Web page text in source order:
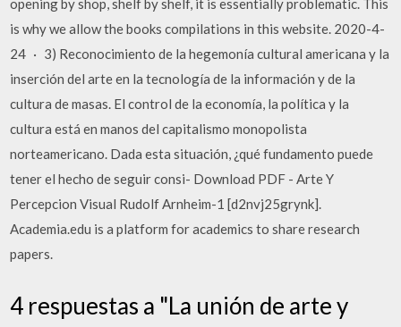
opening by shop, shelf by shelf, it is essentially problematic. This
is why we allow the books compilations in this website. 2020-4-
24 · 3) Reconocimiento de la hegemonía cultural americana y la
inserción del arte en la tecnología de la información y de la
cultura de masas. El control de la economía, la política y la
cultura está en manos del capitalismo monopolista
norteamericano. Dada esta situación, ¿qué fundamento puede
tener el hecho de seguir consi- Download PDF - Arte Y
Percepcion Visual Rudolf Arnheim-1 [d2nvj25grynk].
Academia.edu is a platform for academics to share research
papers.
4 respuestas a "La unión de arte y